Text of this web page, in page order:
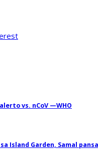
vs. nCoV —WHO
Island Garden, Samal